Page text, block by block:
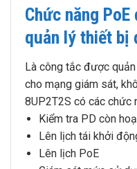
Chức năng
quản lý thiết bị
Là công tắc được
cho mạng giám sát,
8UP2T2S có các chức
Kiểm tra PD còn
Lên lịch tái khởi
Lên lịch PoE